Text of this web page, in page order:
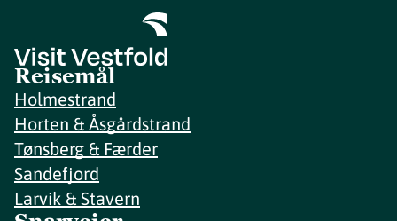
Reisemål
Holmestrand
Horten & Åsgårdstrand
Tønsberg & Færder
Sandefjord
Larvik & Stavern